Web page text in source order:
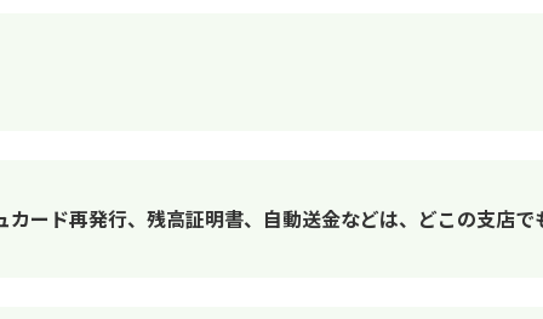
ード再発行、残高証明書、自動送金などは、どこの支店